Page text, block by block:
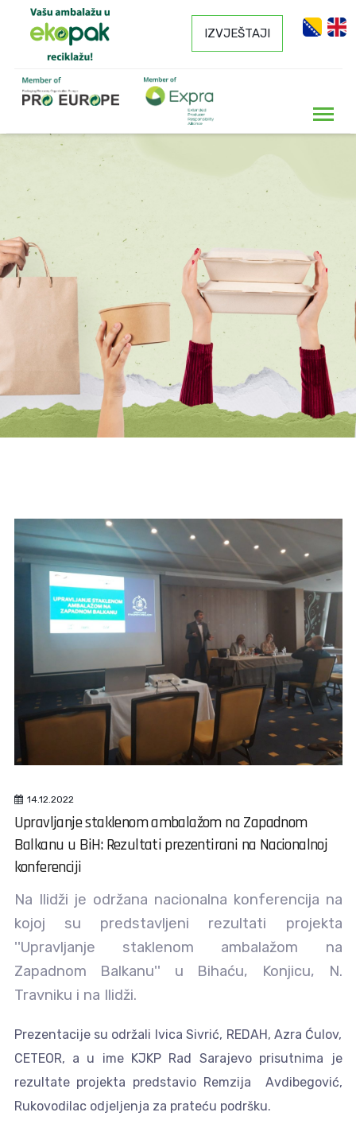
IZVJEŠTAJI
14.12.2022
Upravljanje staklenom ambalažom na Zapadnom
Balkanu u BiH: Rezultati prezentirani na Nacionalnoj
konferenciji
Na Ilidži je održana nacionalna konferencija na
kojoj su predstavljeni rezultati projekta
''Upravljanje staklenom ambalažom na
Zapadnom Balkanu'' u Bihaću, Konjicu, N.
Travniku i na Ilidži.
Prezentacije su održali Ivica Sivrić, REDAH, Azra Ćulov,
CETEOR, a u ime KJKP Rad Sarajevo prisutnima je
rezultate projekta predstavio Remzija Avdibegović,
Rukovodilac odjeljenja za prateću podršku.